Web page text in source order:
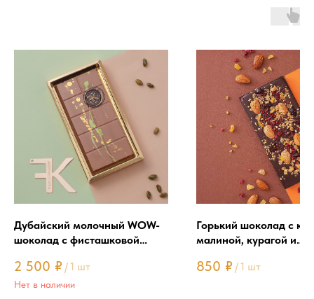
Дубайский молочный WOW-
шоколад с фисташковой
2 500 ₽ /1 шт
Нет в наличии
Горький шоколад с
малиной, курагой и
850 ₽ /1 шт